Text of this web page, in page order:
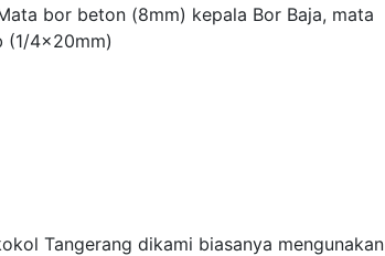
bor beton (8mm) kepala Bor Baja, mata
(1/4x20mm)
Tangerang dikami biasanya mengunakan